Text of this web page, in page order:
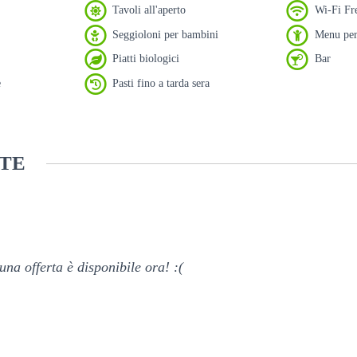
Tavoli all'aperto Wi-Fi
Seggioloni per bambini Menu
Piatti biologici Bar
Pasti fino a tarda sera
offerta è disponibile ora! :(